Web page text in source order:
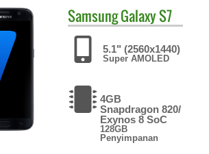
SamsungGalaxy S7
5.1" (2560x1440)
Super AMOLED
4GB
Snapdragon 820/
Exynos 8 SoC
128GB
Penyimpanan